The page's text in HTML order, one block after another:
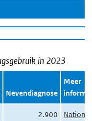
in 2023
Nevendiagnose
Meer
2.900